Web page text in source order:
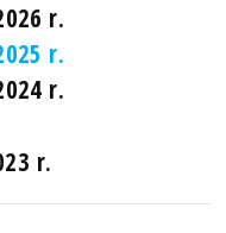
r.
r.
r.
r.